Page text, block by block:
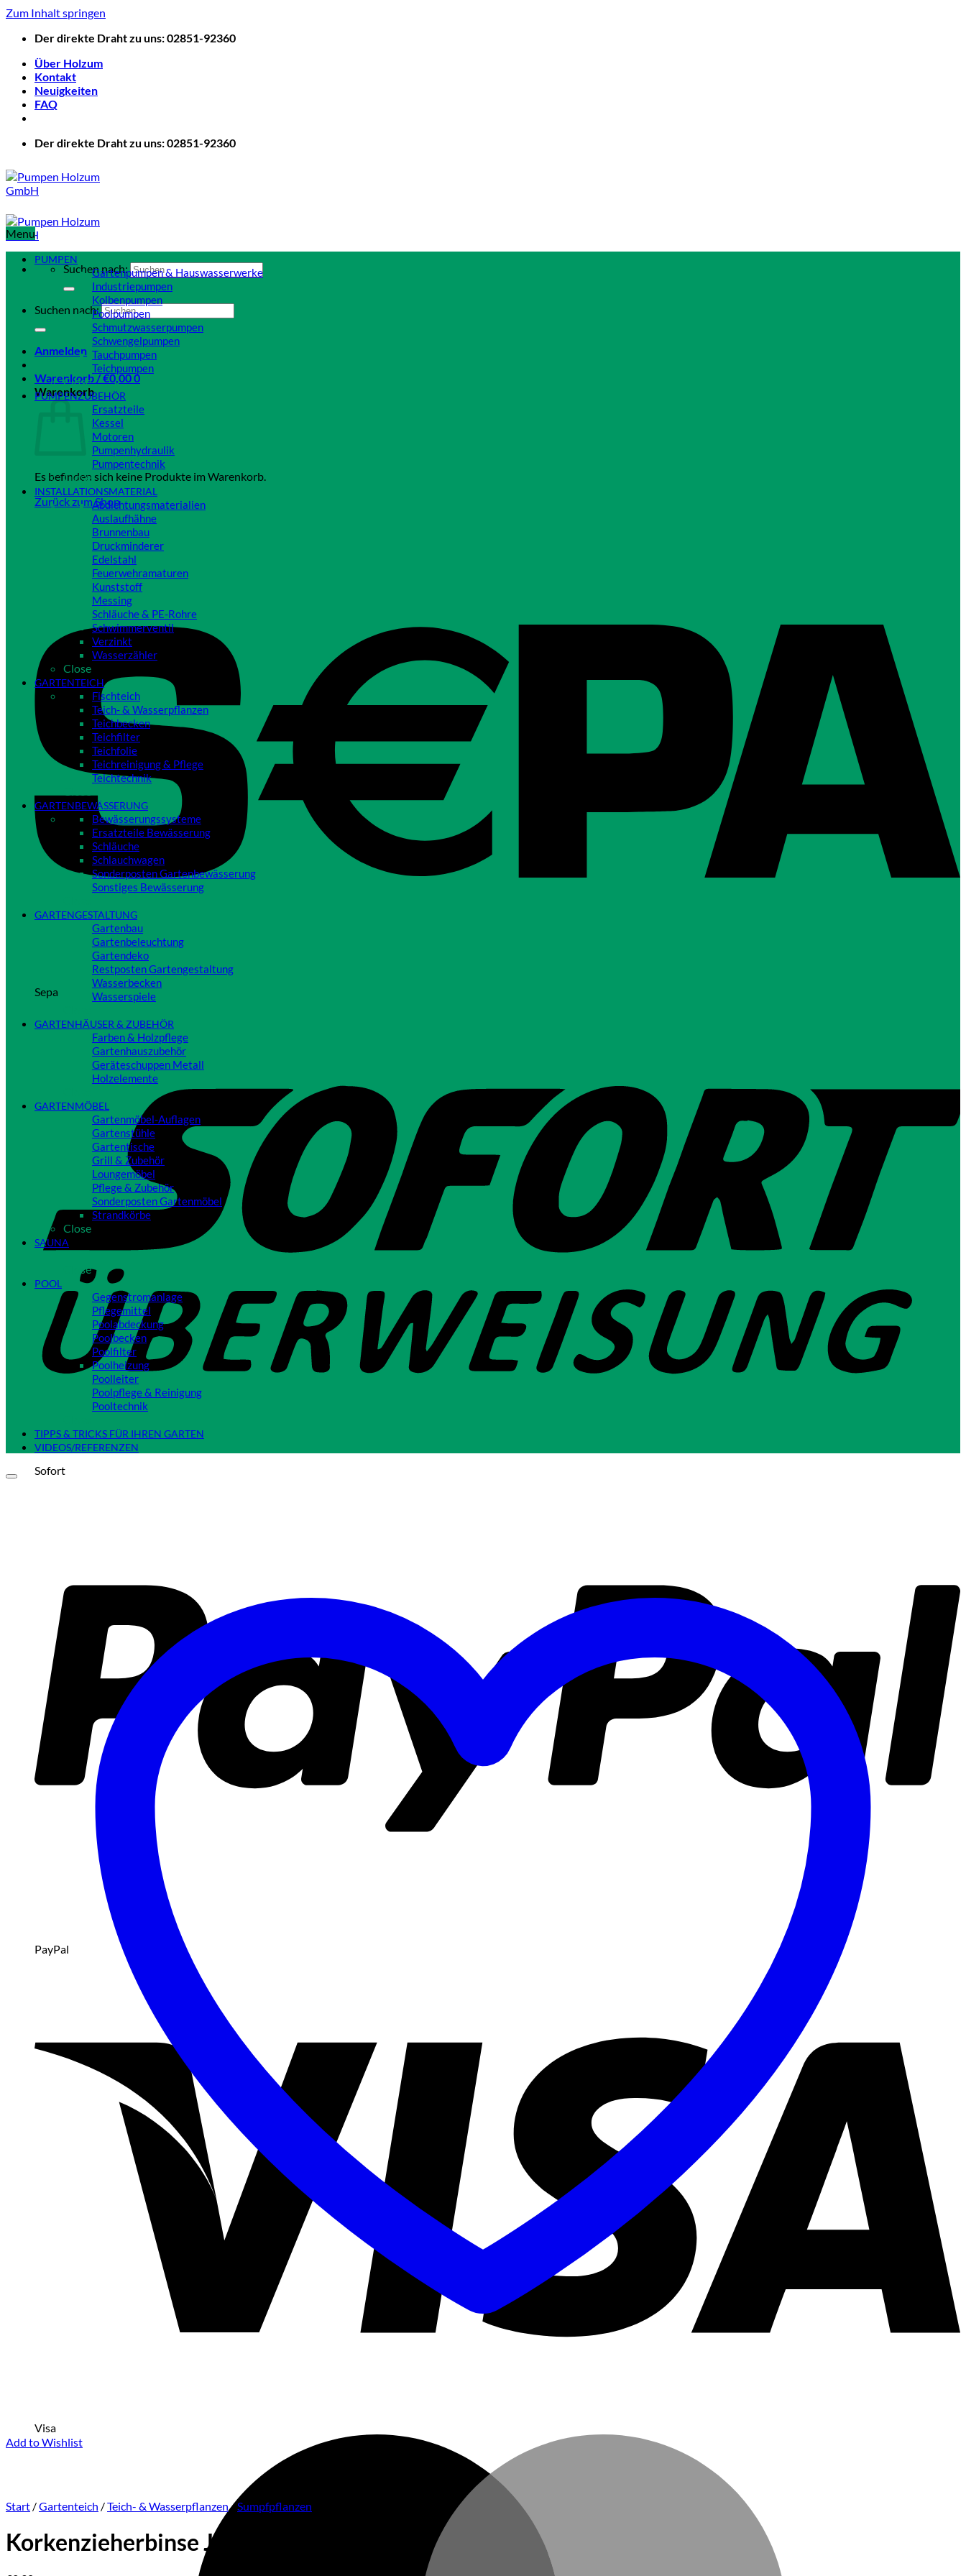
Zum Inhalt springen
Der direkte Draht zu uns: 02851-92360
Über Holzum
Kontakt
Neuigkeiten
FAQ
Der direkte Draht zu uns: 02851-92360
Suchen nach:
Suchen nach:
Anmelden
Warenkorb /€0,000
Warenkorb
Es befinden sich keine Produkte im Warenkorb.
Zurück zum Shop
Sepa
Sofort
PayPal
Visa
Menu
PUMPEN
Gartenpumpen & Hauswasserwerke
Industriepumpen
Kolbenpumpen
Poolpumpen
Schmutzwasserpumpen
Schwengelpumpen
Tauchpumpen
Teichpumpen
Close
PUMPENZUBEHÖR
Ersatzteile
Kessel
Motoren
Pumpenhydraulik
Pumpentechnik
Close
INSTALLATIONSMATERIAL
Abdichtungsmaterialien
Auslaufhähne
Brunnenbau
Druckminderer
Edelstahl
Feuerwehramaturen
Kunststoff
Messing
Schläuche & PE-Rohre
Schwimmerventil
Verzinkt
Wasserzähler
Close
GARTENTEICH
Fischteich
Teich- & Wasserpflanzen
Teichbecken
Teichfilter
Teichfolie
Teichreinigung & Pflege
Teichtechnik
GARTENBEWÄSSERUNG
Bewässerungssysteme
Ersatzteile Bewässerung
Schläuche
Schlauchwagen
Sonderposten Gartenbewässerung
Sonstiges Bewässerung
GARTENGESTALTUNG
Gartenbau
Gartenbeleuchtung
Gartendeko
Restposten Gartengestaltung
Wasserbecken
Wasserspiele
GARTENHÄUSER & ZUBEHÖR
Farben & Holzpflege
Gartenhauszubehör
Geräteschuppen Metall
Holzelemente
GARTENMÖBEL
Gartenmöbel-Auflagen
Gartenstühle
Gartentische
Grill & Zubehör
Loungemöbel
Pflege & Zubehör
Sonderposten Gartenmöbel
Strandkörbe
Close
SAUNA
Close
POOL
Gegenstromanlage
Pflegemittel
Poolabdeckung
Poolbecken
Poolfilter
Poolheizung
Poolleiter
Poolpflege & Reinigung
Pooltechnik
TIPPS & TRICKS FÜR IHREN GARTEN
VIDEOS/REFERENZEN
Add to Wishlist
Start /Gartenteich /Teich- & Wasserpflanzen /Sumpfpflanzen
Korkenzieherbinse Juncus effusus Spiralis